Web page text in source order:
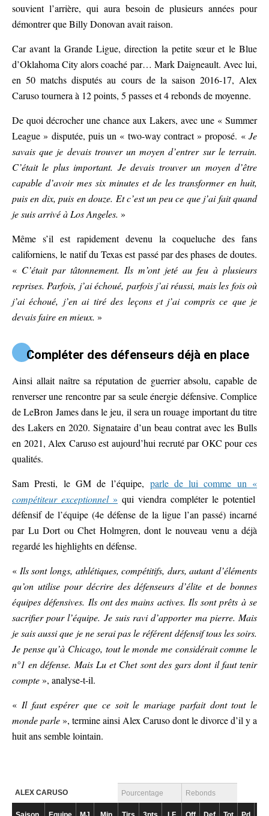
souvient l’arrière, qui aura besoin de plusieurs années pour
démontrer que Billy Donovan avait raison.
Car avant la Grande Ligue, direction la petite sœur et le Blue
d’Oklahoma City alors coaché par… Mark Daigneault. Avec lui,
en 50 matchs disputés au cours de la saison 2016-17, Alex
Caruso tournera à 12 points, 5 passes et 4 rebonds de moyenne.
De quoi décrocher une chance aux Lakers, avec une « Summer
League » disputée, puis un « two-way contract » proposé. « Je
savais que je devais trouver un moyen d’entrer sur le terrain.
C’était le plus important. Je devais trouver un moyen d’être
capable d’avoir mes six minutes et de les transformer en huit,
puis en dix, puis en douze. Et c’est un peu ce que j’ai fait quand
je suis arrivé à Los Angeles. »
Même s’il est rapidement devenu la coqueluche des fans
californiens, le natif du Texas est passé par des phases de doutes.
« C’était par tâtonnement. Ils m’ont jeté au feu à plusieurs
reprises. Parfois, j’ai échoué, parfois j’ai réussi, mais les fois où
j’ai échoué, j’en ai tiré des leçons et j’ai compris ce que je
devais faire en mieux. »
Compléter des défenseurs déjà en place
Ainsi allait naître sa réputation de guerrier absolu, capable de
renverser une rencontre par sa seule énergie défensive. Complice
de LeBron James dans le jeu, il sera un rouage important du titre
des Lakers en 2020. Signataire d’un beau contrat avec les Bulls
en 2021, Alex Caruso est aujourd’hui recruté par OKC pour ces
qualités.
Sam Presti, le GM de l’équipe, parle de lui comme un «
compétiteur exceptionnel » qui viendra compléter le potentiel
défensif de l’équipe (4e défense de la ligue l’an passé) incarné
par Lu Dort ou Chet Holmgren, dont le nouveau venu a déjà
regardé les highlights en défense.
« Ils sont longs, athlétiques, compétitifs, durs, autant d’éléments
qu’on utilise pour décrire des défenseurs d’élite et de bonnes
équipes défensives. Ils ont des mains actives. Ils sont prêts à se
sacrifier pour l’équipe. Je suis ravi d’apporter ma pierre. Mais
je sais aussi que je ne serai pas le référent défensif tous les soirs.
Je pense qu’à Chicago, tout le monde me considérait comme le
n°1 en défense. Mais Lu et Chet sont des gars dont il faut tenir
compte», analyse-t-il.
« Il faut espérer que ce soit le mariage parfait dont tout le
monde parle», termine ainsi Alex Caruso dont le divorce d’il y a
huit ans semble lointain.
ALEX CARUSO Pourcentage Rebonds